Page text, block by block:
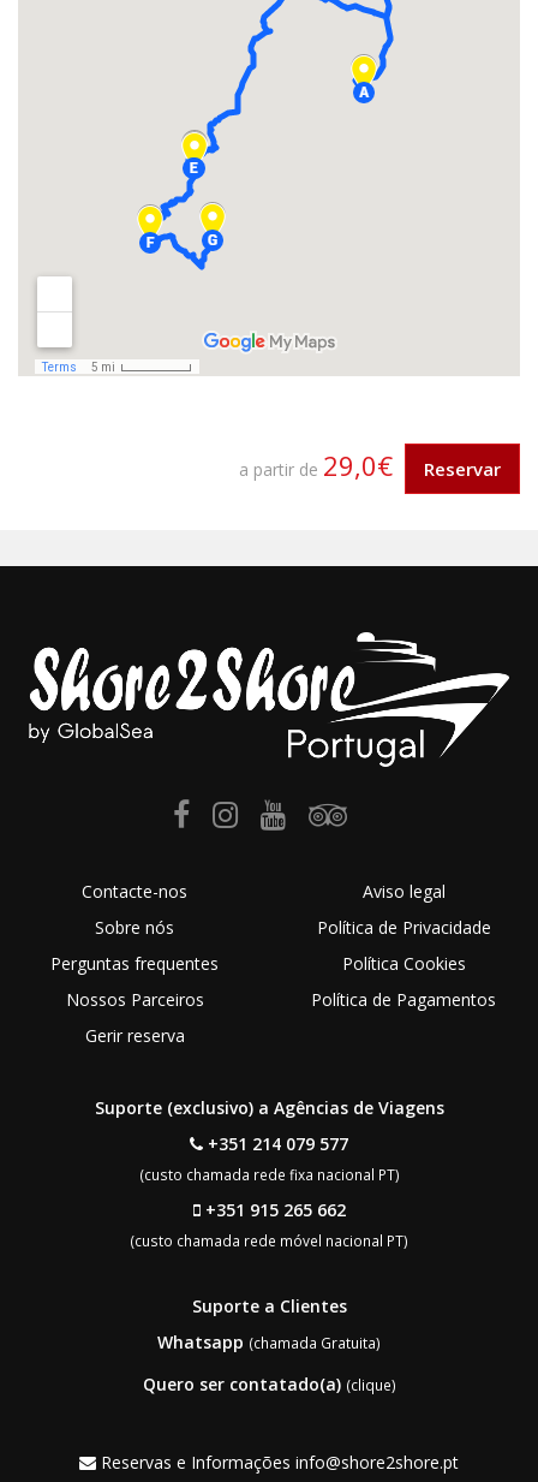
a partir de 29,0€ Reservar
Contacte-nos
Sobre nós
Perguntas frequentes
Nossos Parceiros
Gerir reserva
Aviso legal
Política de Privacidade
Política Cookies
Política de Pagamentos
Suporte (exclusivo) a Agências de Viagens
+351 214 079 577
(custo chamada rede fixa nacional PT)
+351 915 265 662
(custo chamada rede móvel nacional PT)
Suporte a Clientes
Whatsapp (chamada Gratuita)
Quero ser contatado(a) (clique)
Reservas e Informações info@shore2shore.pt